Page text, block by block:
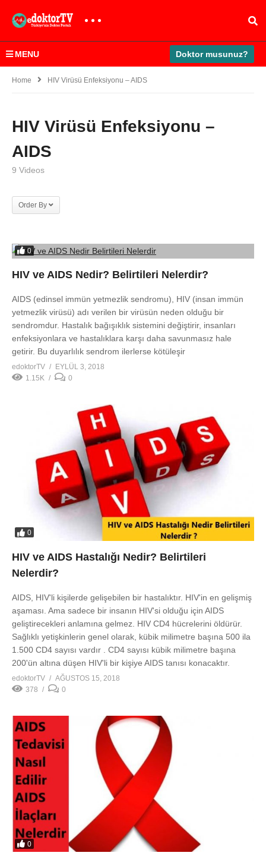
MENU Doktor musunuz?
Home HIV Virüsü Enfeksiyonu – AIDS
HIV Virüsü Enfeksiyonu –
AIDS
9 Videos
Order By
0
HIV ve AIDS Nedir? Belirtileri Nelerdir?
AIDS (edinsel immün yetmezlik sendromu), HIV (insan immün
yetmezlik virüsü) adı verilen bir virüsün neden olduğu bir
sendromdur. Hastalık bağışıklık sistemini değiştirir, insanları
enfeksiyonlara ve hastalıklara karşı daha savunmasız hale
getirir. Bu duyarlılık sendrom ilerlerse kötüleşir
edoktorTV
EYLÜL 3, 2018
1.15K
0
0
HIV ve AIDS Hastalığı Nedir? Belirtileri
Nelerdir?
AIDS, HIV'li kişilerde gelişebilen bir hastalıktır. HIV'in en gelişmiş
aşaması. Ama sadece bir insanın HIV'si olduğu için AIDS
geliştirecekleri anlamına gelmez. HIV CD4 hücrelerini öldürür.
Sağlıklı yetişkinlerin genel olarak, kübik milimetre başına 500 ila
1.500 CD4 sayısı vardır . CD4 sayısı kübik milimetre başına
200'ün altına düşen HIV'li bir kişiye AIDS tanısı konacaktır.
edoktorTV
AĞUSTOS 15, 2018
378
0
0